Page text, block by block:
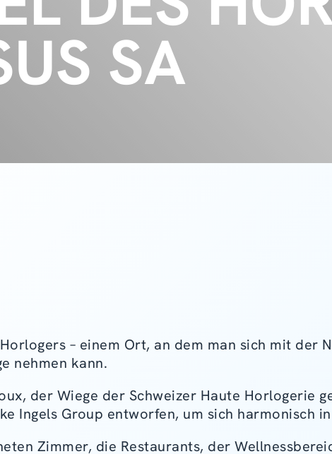
SA
– einem Ort, an dem man sich mit
nehmen kann.
der Wiege der Schweizer Haute Horlogerie
Ingels Group entworfen, um sich harmonisch
Zimmer, die Restaurants, der